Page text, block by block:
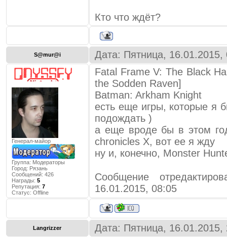
Кто что ждёт?
S@mur@i Дата: Пятница,
Генерал-майор
Группа: Модераторы
Город: Рязань
Сообщений: 426
Награды: 5
Репутация: 7
Статус: Offline
Fatal Frame V: The Black
the Sodden Raven]
Batman: Arkham Knight
есть еще игры, которые я
подождать )
а еще вроде бы в этом
chronicles X, вот ее я жду
ну и, конечно, Monster
Сообщение
16.01.2015, 08:05
Langrizzer Дата: Пятница,